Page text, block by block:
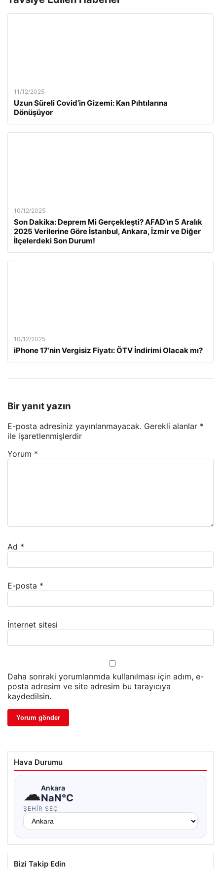
11/12/2025
Uzun Süreli Covid’in Gizemi: Kan Pıhtılarına
Dönüşüyor
10/12/2025
Son Dakika: Deprem Mi Gerçekleşti? AFAD’ın 5 Aralık
2025 Verilerine Göre İstanbul, Ankara, İzmir ve Diğer
İlçelerdeki Son Durum!
10/12/2025
iPhone 17’nin Vergisiz Fiyatı: ÖTV İndirimi Olacak mı?
Bir yanıt yazın
E-posta adresiniz yayınlanmayacak. Gerekli alanlar *
ile işaretlenmişlerdir
Yorum *
Ad *
E-posta *
İnternet sitesi
Daha sonraki yorumlarımda kullanılması için adım, e-
posta adresim ve site adresim bu tarayıcıya
kaydedilsin.
Hava Durumu
☁Ankara
NaN°C
ŞEHIR SEÇ
Bizi Takip Edin